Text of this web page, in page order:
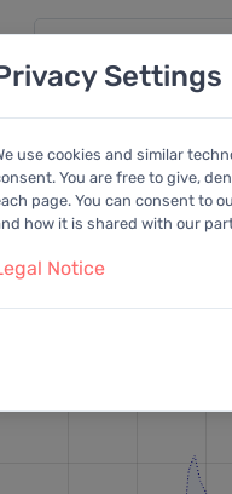
Portfolio
KGaA
Settings
use cookies and similar
You are free to give,
page. You can consent to
how it is shared with our
Notice